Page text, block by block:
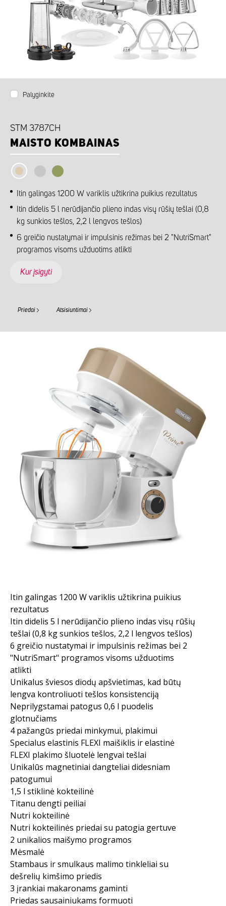
Palyginkite
STM 3787CH
MAISTO KOMBAINAS
Itin galingas 1200 W variklis užtikrina puikius rezultatus
Itin didelis 5 l nerūdijančio plieno indas visų rūšių tešlai (0,8
kg sunkios tešlos, 2,2 l lengvos tešlos)
6 greičio nustatymai ir impulsinis režimas bei 2 "NutriSmart"
programos visoms užduotims atlikti
Kur įsigyti
Priedai Atsisiuntimai
Itin galingas 1200 W variklis užtikrina puikius
rezultatus
Itin didelis 5 l nerūdijančio plieno indas visų rūšių
tešlai (0,8 kg sunkios tešlos, 2,2 l lengvos tešlos)
6 greičio nustatymai ir impulsinis režimas bei 2
"NutriSmart" programos visoms užduotims
atlikti
Unikalus šviesos diodų apšvietimas, kad būtų
lengva kontroliuoti tešlos konsistenciją
Neprilygstamai patogus 0,6 l puodelis
glotnučiams
4 pažangūs priedai minkymui, plakimui
Specialus elastinis FLEXI maišiklis ir elastinė
FLEXI plakimo šluotelė lengvai tešlai
Unikalūs magnetiniai dangteliai didesniam
patogumui
1,5 l stiklinė kokteilinė
Titanu dengti peiliai
Nutri kokteilinė
Nutri kokteilinės priedai su patogia gertuve
2 unikalios maišymo programos
Mėsmalė
Stambaus ir smulkaus malimo tinkleliai su
dešrelių kimšimo priedis
3 įrankiai makaronams gaminti
Priedas sausainiukams formuoti